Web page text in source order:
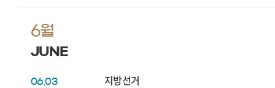
6월
JUNE
06.03 지방선거